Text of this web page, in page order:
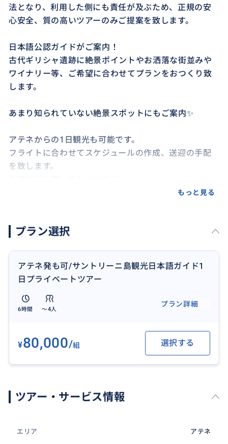
法となり、利用した側にも責任が及ぶため、正規の安
心安全、質の高いツアーのみご提案を致します。
日本語公認ガイドがご案内！
古代ギリシャ遺跡に絶景ポイントやお洒落な街並みや
ワイナリー等、ご希望に合わせてプランをおつくり致
します。
あまり知られていない絶景スポットにもご案内✨
アテネからの1日観光も可能です。
フライトに合わせてスケジュールの作成、送迎の手配
を致します。
もっと見る
プラン選択
アテネ発も可/サントリーニ島観光日本語ガイド1
日プライベートツアー
6時間 〜4人
プラン詳細
¥80,000/組 選択する
ツアー・サービス情報
エリア アテネ